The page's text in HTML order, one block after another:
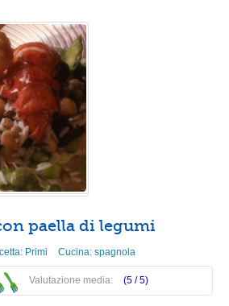
paella di legumi
Primi Cucina: spagnola
Valutazione media: (5 /5)